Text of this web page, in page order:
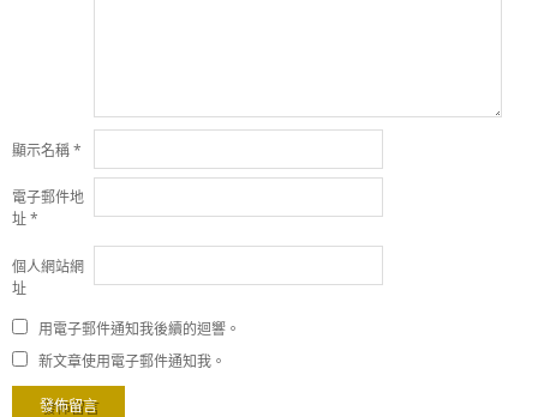
顯示名稱*
電子郵件地
址*
個人網站網
址
用電子郵件通知我後續的迴響。
新文章使用電子郵件通知我。